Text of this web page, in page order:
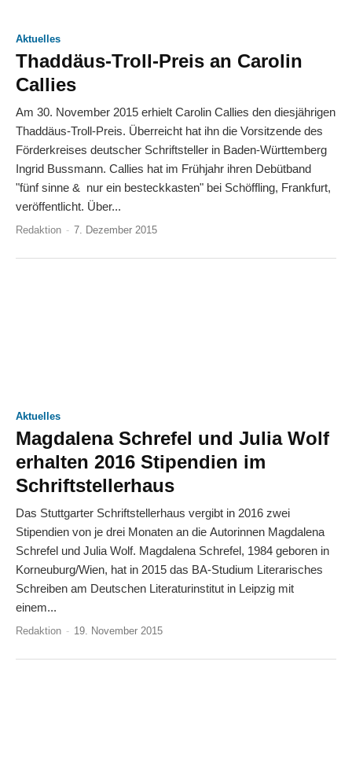
Aktuelles
Thaddäus-Troll-Preis an Carolin
Callies
Am 30. November 2015 erhielt Carolin Callies den diesjährigen
Thaddäus-Troll-Preis. Überreicht hat ihn die Vorsitzende des
Förderkreises deutscher Schriftsteller in Baden-Württemberg
Ingrid Bussmann. Callies hat im Frühjahr ihren Debütband
"fünf sinne & nur ein besteckkasten" bei Schöffling, Frankfurt,
veröffentlicht. Über...
Redaktion - 7. Dezember 2015
Aktuelles
Magdalena Schrefel und Julia Wolf
erhalten 2016 Stipendien im
Schriftstellerhaus
Das Stuttgarter Schriftstellerhaus vergibt in 2016 zwei
Stipendien von je drei Monaten an die Autorinnen Magdalena
Schrefel und Julia Wolf. Magdalena Schrefel, 1984 geboren in
Korneuburg/Wien, hat in 2015 das BA-Studium Literarisches
Schreiben am Deutschen Literaturinstitut in Leipzig mit
einem...
Redaktion - 19. November 2015